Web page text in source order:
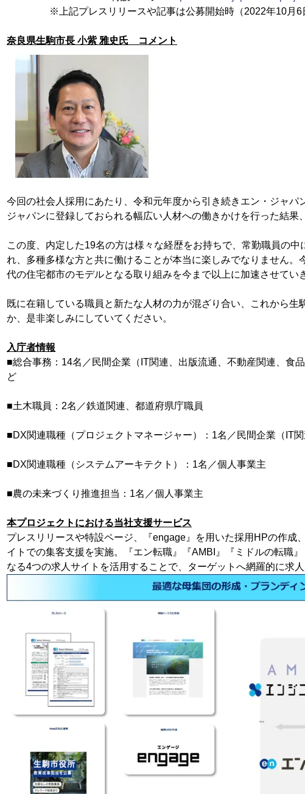
※上記プレスリリースや記事は公募開始時（2022年10月6
奈良県生駒市長 小紫 雅史氏 コメント
今回の社会人採用にあたり、令和元年度から引き続きエン・ジャパ
ジャパンに登録しておられる幅広い人材への働きかけを行った結果
この度、内定した19名の方は様々な経歴をお持ちで、常勤職員の
れ、多種多様な方と共に働けることが本当に楽しみでなりません。
代の住宅都市のモデルとなる取り組みを今まで以上に加速させてい
既に在籍している職員と新たな人材の力が混ざり合い、これから生
か、是非楽しみにしていてください。
入庁者情報
■総合事務：14名／民間企業（IT関連、出版流通、不動産関連、食
ど
■土木職員：2名／鉄道関連、都道府県庁職員
■DX関連職種（プロジェクトマネージャー）：1名／民間企業（IT関
■DX関連職種（システムアーキテクト）：1名／個人事業主
■農の未来づくり推進担当：1名／個人事業主
本プロジェクトにおける当社支援サービス
プレスリリースや特設ページ、『engage』を用いた採用HPの作成
イトでの集客支援を実施。『エン転職』『AMBI』『ミドルの転職
なる4つの求人サイトを活用することで、ターゲットへ網羅的に求人